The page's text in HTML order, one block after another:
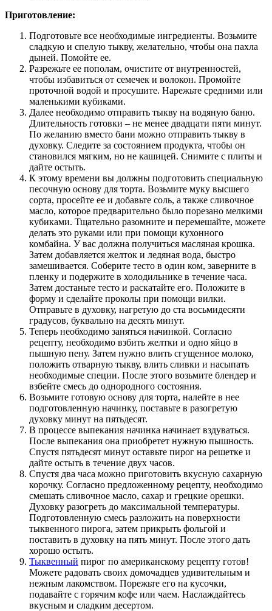
Приготовление:
Подготовьте все необходимые ингредиенты. Возьмите
сладкую и спелую тыкву, желательно, чтобы она пахла
дыней. Помойте ее.
Разрежьте ее пополам, очистите от внутренностей,
чтобы избавиться от семечек и волокон. Промойте
проточной водой и просушите. Нарежьте средними или
маленькими кубиками.
Далее необходимо отправить тыкву на водяную баню.
Длительность готовки – не менее двадцати пяти минут.
По желанию вместо бани можно отправить тыкву в
духовку. Следите за состоянием продукта, чтобы он
становился мягким, но не кашицей. Снимите с плиты и
дайте остыть.
К этому времени вы должны подготовить специальную
песочную основу для торта. Возьмите муку высшего
сорта, просейте ее и добавьте соль, а также сливочное
масло, которое предварительно было порезано мелкими
кубиками. Тщательно разомните и перемешайте, можете
делать это руками или при помощи кухонного
комбайна. У вас должна получиться масляная крошка.
Затем добавляется желток и ледяная вода, быстро
замешивается. Соберите тесто в один ком, заверните в
пленку и подержите в холодильнике в течение часа.
Затем достаньте тесто и раскатайте его. Положите в
форму и сделайте проколы при помощи вилки.
Отправьте в духовку, нагретую до ста восьмидесяти
градусов, буквально на десять минут.
Теперь необходимо заняться начинкой. Согласно
рецепту, необходимо взбить желтки и одно яйцо в
пышную пену. Затем нужно влить сгущенное молоко,
положить отварную тыкву, влить сливки и насыпать
необходимые специи. После этого возьмите блендер и
взбейте смесь до однородного состояния.
Возьмите готовую основу для торта, налейте в нее
подготовленную начинку, поставьте в разогретую
духовку минут на пятьдесят.
В процессе выпекания начинка начинает вздуваться.
После выпекания она приобретет нужную пышность.
Спустя пятьдесят минут оставьте пирог на решетке и
дайте остыть в течение двух часов.
Спустя два часа можно приготовить вкусную сахарную
корочку. Согласно предложенному рецепту, необходимо
смешать сливочное масло, сахар и грецкие орешки.
Духовку разогреть до максимальной температуры.
Подготовленную смесь разложить на поверхности
тыквенного пирога, затем прикрыть фольгой и
поставить в духовку на пять минут. После этого дать
хорошо остыть.
Тыквенный пирог по американскому рецепту готов!
Можете радовать своих домочадцев удивительным и
нежным лакомством. Порежьте его на кусочки,
подавайте с горячим кофе или чаем. Наслаждайтесь
вкусным и сладким десертом.